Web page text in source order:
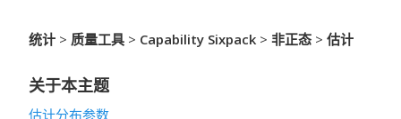
统计 > 质量工具 > Capability Sixpack > 非正态 > 估计
关于本主题
估计分布参数